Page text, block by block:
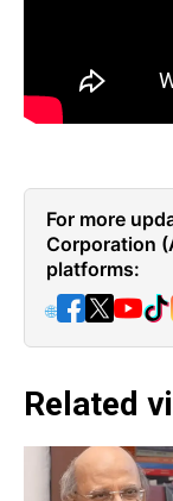
For more
Corporation
platforms:
🌐
Related